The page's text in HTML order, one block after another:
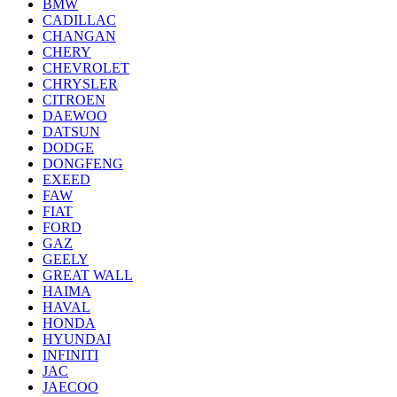
BMW
CADILLAC
CHANGAN
CHERY
CHEVROLET
CHRYSLER
CITROEN
DAEWOO
DATSUN
DODGE
DONGFENG
EXEED
FAW
FIAT
FORD
GAZ
GEELY
GREAT WALL
HAIMA
HAVAL
HONDA
HYUNDAI
INFINITI
JAC
JAECOO